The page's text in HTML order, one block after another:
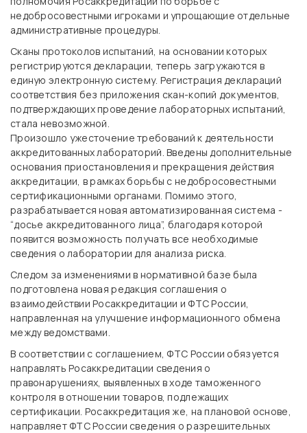
недобросовестными игроками и упрощающие отдельные
административные процедуры.
Сканы протоколов испытаний, на основании которых
регистрируются декларации, теперь загружаются в
единую электронную систему. Регистрация деклараций
соответствия без приложения скан-копий документов,
подтверждающих проведение лабораторных испытаний,
стала невозможной.
Произошло ужесточение требований к деятельности
аккредитованных лабораторий. Введены дополнительные
основания приостановления и прекращения действия
аккредитации, в рамках борьбы с недобросовестными
сертификационными органами. Помимо этого,
разрабатывается новая автоматизированная система -
“досье аккредитованного лица”, благодаря которой
появится возможность получать все необходимые
сведения о лаборатории для анализа риска.
Следом за изменениями в нормативной базе была
подготовлена новая редакция соглашения о
взаимодействии Росаккредитации и ФТС России,
направленная на улучшение информационного обмена
между ведомствами.
В соответствии с соглашением, ФТС России обязуется
направлять Росаккредитации сведения о
правонарушениях, выявленных в ходе таможенного
контроля в отношении товаров, подлежащих
сертификации. Росаккредитация же, на плановой основе,
направляет ФТС России сведения о разрешительных